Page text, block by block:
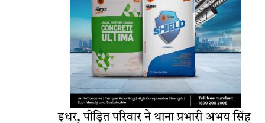
इधर, पीड़ित परिवार ने थाना प्रभारी अभय सिंह